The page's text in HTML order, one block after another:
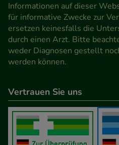
Informationen auf dieser
für informative Zwecke zur
ersetzen keinesfalls die
durch einen Arzt. Bitte
weder Diagnosen gestellt
werden können.
Vertrauen Sie uns